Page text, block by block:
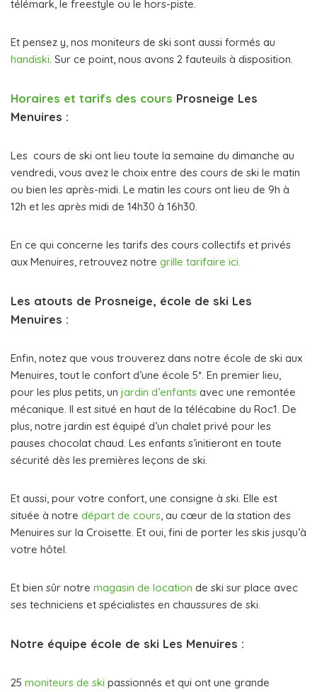
télémark, le freestyle ou le hors-piste.
Et pensez y, nos moniteurs de ski sont aussi formés au
handiski. Sur ce point, nous avons 2 fauteuils à disposition.
Horaires et tarifs des cours Prosneige Les
Menuires :
Les cours de ski ont lieu toute la semaine du dimanche au
vendredi, vous avez le choix entre des cours de ski le matin
ou bien les après-midi. Le matin les cours ont lieu de 9h à
12h et les après midi de 14h30 à 16h30.
En ce qui concerne les tarifs des cours collectifs et privés
aux Menuires, retrouvez notre grille tarifaire ici.
Les atouts de Prosneige, école de ski Les
Menuires :
Enfin, notez que vous trouverez dans notre école de ski aux
Menuires, tout le confort d’une école 5*. En premier lieu,
pour les plus petits, un jardin d’enfants avec une remontée
mécanique. Il est situé en haut de la télécabine du Roc1. De
plus, notre jardin est équipé d’un chalet privé pour les
pauses chocolat chaud. Les enfants s’initieront en toute
sécurité dès les premières leçons de ski.
Et aussi, pour votre confort, une consigne à ski. Elle est
située à notre départ de cours, au cœur de la station des
Menuires sur la Croisette. Et oui, fini de porter les skis jusqu’à
votre hôtel.
Et bien sûr notre magasin de location de ski sur place avec
ses techniciens et spécialistes en chaussures de ski.
Notre équipe école de ski Les Menuires :
25 moniteurs de ski passionnés et qui ont une grande